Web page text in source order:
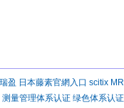
盈 日本藤素官網入口 scitix
测量管理体系认证 绿色体系认证